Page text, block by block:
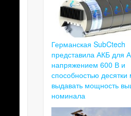
Германская SubCtech
представила АКБ для
напряжением 600 В и
способностью десятки
выдавать мощность
номинала